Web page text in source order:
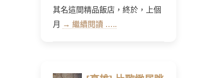
其名這間精品飯店，終於，上個
月
→ 繼續閱讀 …..